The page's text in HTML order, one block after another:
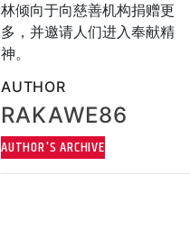
林倾向于向慈善机构捐赠更
多，并邀请人们进入奉献精
神。
AUTHOR
RAKAWE86
AUTHOR'S ARCHIVE